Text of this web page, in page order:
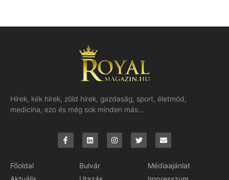
Hírek, kék hírek, zöld hírek, gazdaság, sport, életmód,
medicina, ezo és még sok minden más…
Főoldal
Bulvár
Médiaajánlat